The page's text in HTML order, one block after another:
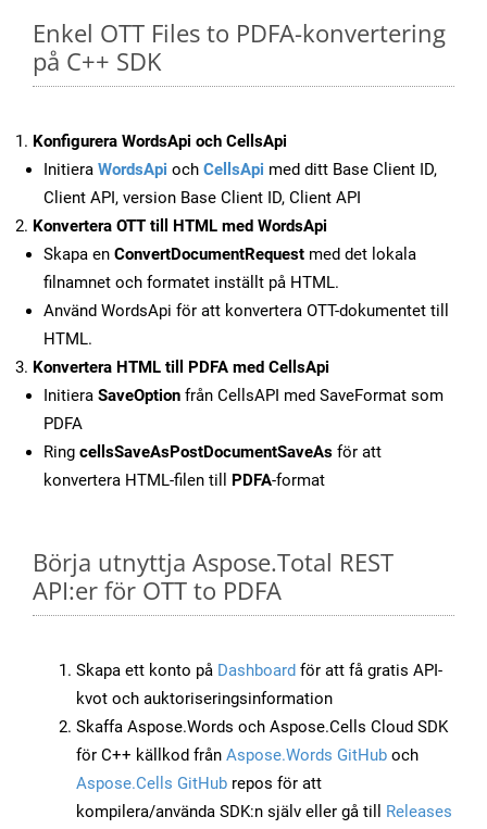
Enkel OTT Files to PDFA-konvertering
på C++ SDK
Konfigurera WordsApi och CellsApi
Initiera WordsApi och CellsApi med ditt Base Client ID,
Client API, version Base Client ID, Client API
Konvertera OTT till HTML med WordsApi
Skapa en ConvertDocumentRequest med det lokala
filnamnet och formatet inställt på HTML.
Använd WordsApi för att konvertera OTT-dokumentet till
HTML.
Konvertera HTML till PDFA med CellsApi
Initiera SaveOption från CellsAPI med SaveFormat som
PDFA
Ring cellsSaveAsPostDocumentSaveAs för att
konvertera HTML-filen till PDFA-format
Börja utnyttja Aspose.Total REST
API:er för OTT to PDFA
Skapa ett konto på Dashboard för att få gratis API-
kvot och auktoriseringsinformation
Skaffa Aspose.Words och Aspose.Cells Cloud SDK
för C++ källkod från Aspose.Words GitHub och
Aspose.Cells GitHub repos för att
kompilera/använda SDK:n själv eller gå till Releases